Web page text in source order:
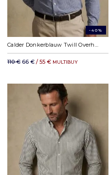
-40%
110 € 66 € / 55 € MULTIBUY